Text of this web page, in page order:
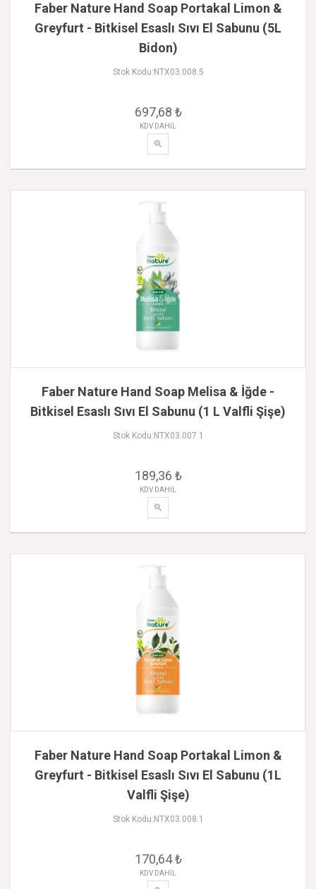
Faber Nature Hand Soap Portakal Limon &
Greyfurt - Bitkisel Esaslı Sıvı El Sabunu (5L
Bidon)
Stok Kodu:NTX03.008.5
697,68 ₺
KDV DAHİL
Faber Nature Hand Soap Melisa & İğde -
Bitkisel Esaslı Sıvı El Sabunu (1 L Valfli Şişe)
Stok Kodu:NTX03.007.1
189,36 ₺
KDV DAHİL
Faber Nature Hand Soap Portakal Limon &
Greyfurt - Bitkisel Esaslı Sıvı El Sabunu (1L
Valfli Şişe)
Stok Kodu:NTX03.008.1
170,64 ₺
KDV DAHİL